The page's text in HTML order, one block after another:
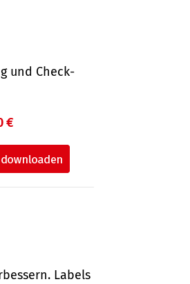
und Check­
€
Labels